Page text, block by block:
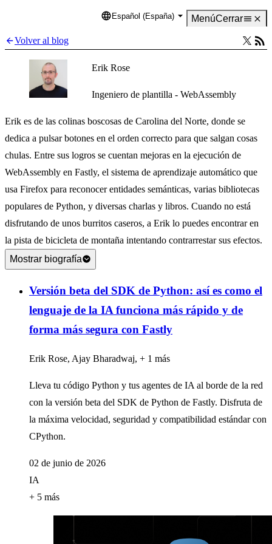
Language
Español (España) MenúCerrar
Volver al blog
Erik Rose
Ingeniero de plantilla - WebAssembly
Erik es de las colinas boscosas de Carolina del Norte, donde se
dedica a pulsar botones en el orden correcto para que salgan cosas
chulas. Entre sus logros se cuentan mejoras en la ejecución de
WebAssembly en Fastly, el sistema de aprendizaje automático que
usa Firefox para reconocer entidades semánticas, varias bibliotecas
populares de Python, y diversas charlas y libros. Cuando no está
disfrutando de unos burritos caseros, a Erik lo puedes encontrar en
la pista de bicicleta de montaña intentando contrarrestar sus efectos.
Mostrar biografía
Versión beta del SDK de Python: así es como el
lenguaje de la IA funciona más rápido y de
forma más segura con Fastly
Erik Rose, Ajay Bharadwaj, + 1 más
Lleva tu código Python y tus agentes de IA al borde de la red
con la versión beta del SDK de Python de Fastly. Disfruta de
la máxima velocidad, seguridad y compatibilidad estándar con
CPython.
02 de junio de 2026
IA
+ 5 más